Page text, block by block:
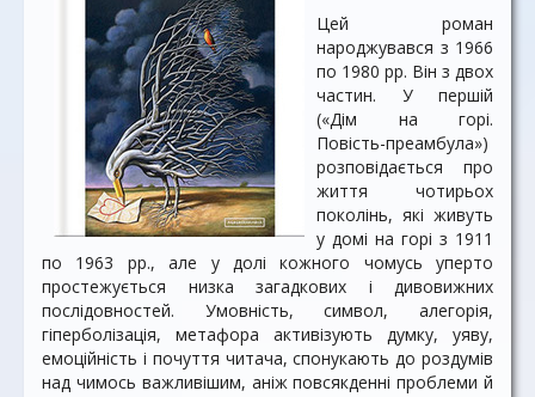
Цей роман
народжувався з 1966
по 1980 рр. Він з двох
частин. У першій
(«Дім на горі.
Повість-преамбула»)
розповідається про
життя чотирьох
поколінь, які живуть
у домі на горі з 1911
по 1963 pp., але у долі кожного чомусь уперто
простежується низка загадкових і дивовижних
послідовностей. Умовність, символ, алегорія,
гіперболізація, метафора активізують думку, уяву,
емоційність і почуття читача, спонукають до роздумів
над чимось важливішим, аніж повсякденні проблеми й